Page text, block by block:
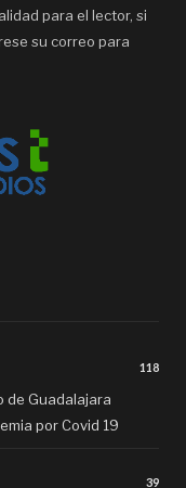
para el lector, si
su correo para
118
de Guadalajara
por Covid 19
39